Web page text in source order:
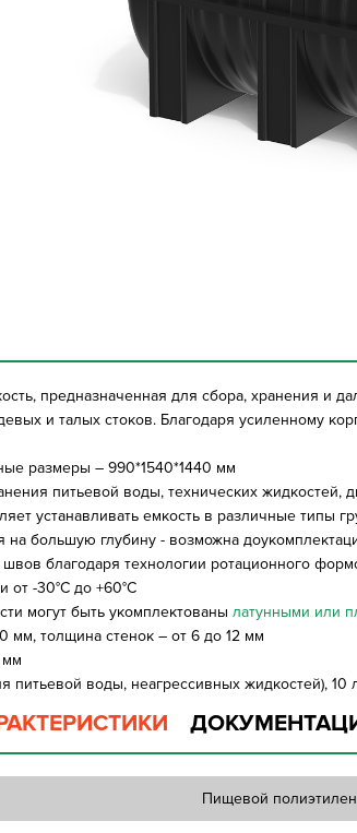
предназначенная для сбора, хранения и
и талых стоков. Благодаря усиленному
размеры – 990*1540*1440 мм
питьевой воды, технических жидкостей,
устанавливать емкость в различные типы
большую глубину - возможна
швов благодаря технологии ротационного
от -30°C до +60°C
могут быть укомплектованылатунными или
мм, толщина стенок – от 6 до 12 мм
мм
питьевой воды, неагрессивных жидкостей), 10
Пищевой полиэтилен